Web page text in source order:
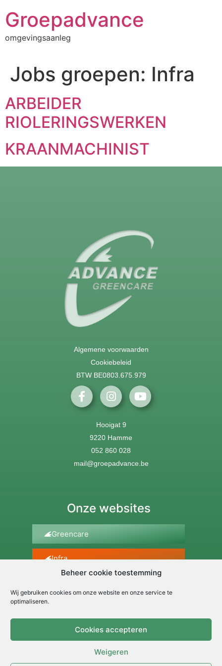
Beheer cookie toestemming
Wij gebruiken cookies om onze website en onze service te
optimaliseren.
Cookies accepteren
Weigeren
Groepadvance
omgevingsaanleg
Jobs groepen: Infra
ARBEIDER
RIOLERINGSWERKEN
KRAANMACHINIST
Algemene voorwaarden
Cookiebeleid
BTW BE0803.675.979
Hooigat 9
9220 Hamme
052 860 028
mail@groepadvance.be
Onze websites
Greencare
Infra
Greenshop